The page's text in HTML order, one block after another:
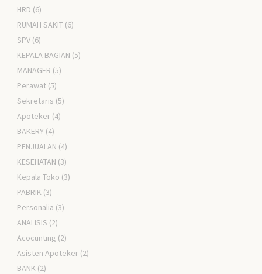
HRD (6)
RUMAH SAKIT (6)
SPV (6)
KEPALA BAGIAN (5)
MANAGER (5)
Perawat (5)
Sekretaris (5)
Apoteker (4)
BAKERY (4)
PENJUALAN (4)
KESEHATAN (3)
Kepala Toko (3)
PABRIK (3)
Personalia (3)
ANALISIS (2)
Acocunting (2)
Asisten Apoteker (2)
BANK (2)